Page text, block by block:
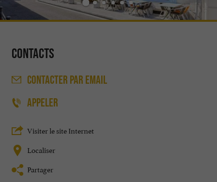
Contacts
CONTACTER PAR EMAIL
APPELER
Visiter le site Internet
Localiser
Partager